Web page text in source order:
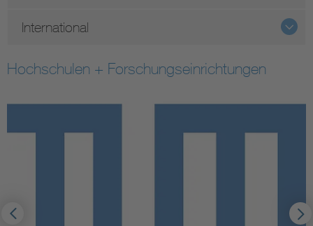
International
Hochschulen + Forschungseinrichtungen